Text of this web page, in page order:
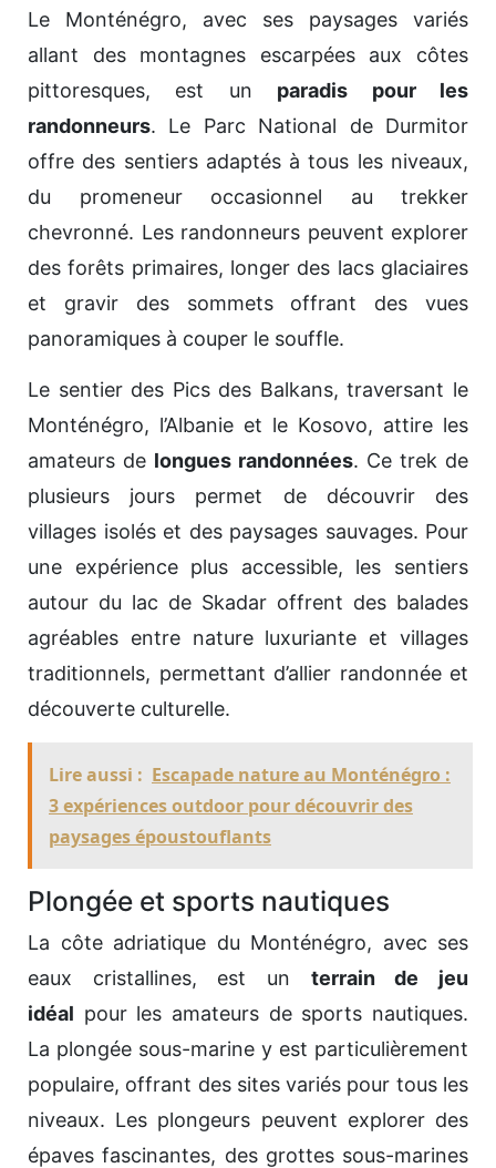
Le Monténégro, avec ses paysages variés
allant des montagnes escarpées aux côtes
pittoresques, est un paradis pour les
randonneurs. Le Parc National de Durmitor
offre des sentiers adaptés à tous les niveaux,
du promeneur occasionnel au trekker
chevronné. Les randonneurs peuvent explorer
des forêts primaires, longer des lacs glaciaires
et gravir des sommets offrant des vues
panoramiques à couper le souffle.
Le sentier des Pics des Balkans, traversant le
Monténégro, l’Albanie et le Kosovo, attire les
amateurs de longues randonnées. Ce trek de
plusieurs jours permet de découvrir des
villages isolés et des paysages sauvages. Pour
une expérience plus accessible, les sentiers
autour du lac de Skadar offrent des balades
agréables entre nature luxuriante et villages
traditionnels, permettant d’allier randonnée et
découverte culturelle.
Lire aussi : Escapade nature au Monténégro :
3 expériences outdoor pour découvrir des
paysages époustouflants
Plongée et sports nautiques
La côte adriatique du Monténégro, avec ses
eaux cristallines, est un terrain de jeu
idéal pour les amateurs de sports nautiques.
La plongée sous-marine y est particulièrement
populaire, offrant des sites variés pour tous les
niveaux. Les plongeurs peuvent explorer des
épaves fascinantes, des grottes sous-marines